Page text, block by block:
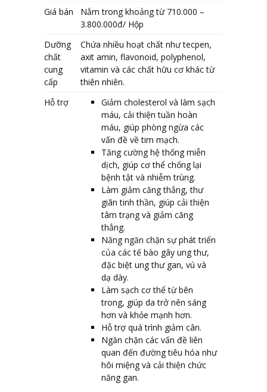
Giá bán Nằm trong khoảng từ 710.000 –
3.800.000đ/ Hộp
Dưỡng
chất
cung
cấp
Chứa nhiều hoạt chất như tecpen,
axit amin, flavonoid, polyphenol,
vitamin và các chất hữu cơ khác từ
thiên nhiên.
Hỗ trợ
Giảm cholesterol và làm sạch
máu, cải thiện tuần hoàn
máu, giúp phòng ngừa các
vấn đề về tim mạch.
Tăng cường hệ thống miễn
dịch, giúp cơ thể chống lại
bệnh tật và nhiễm trùng.
Làm giảm căng thẳng, thư
giãn tinh thần, giúp cải thiện
tâm trạng và giảm căng
thẳng.
Năng ngăn chặn sự phát triển
của các tế bào gây ung thư,
đặc biệt ung thư gan, vú và
dạ dày.
Làm sạch cơ thể từ bên
trong, giúp da trở nên sáng
hơn và khỏe mạnh hơn.
Hỗ trợ quá trình giảm cân.
Ngăn chặn các vấn đề liên
quan đến đường tiêu hóa như
hôi miệng và cải thiện chức
năng gan.